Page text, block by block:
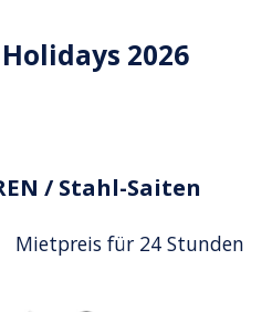
2026
/ Stahl-Saiten
Mietpreis für 24 Stunden